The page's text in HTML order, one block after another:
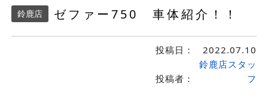
鈴鹿店 ゼファー750 車体紹介！！
投稿日： 2022.07.10
投稿者：
鈴鹿店スタッ
フ